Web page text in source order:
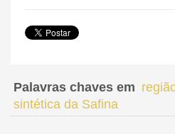
Palavras chaves em
sintética da Safina